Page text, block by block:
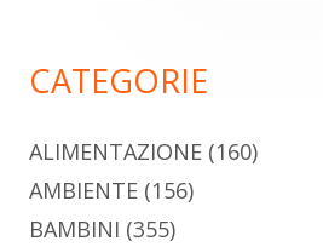
CATEGORIE
ALIMENTAZIONE (160)
AMBIENTE (156)
BAMBINI (355)